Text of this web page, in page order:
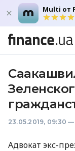
Multi от
23.05.2019, 09:30 —
Адвокат экс-